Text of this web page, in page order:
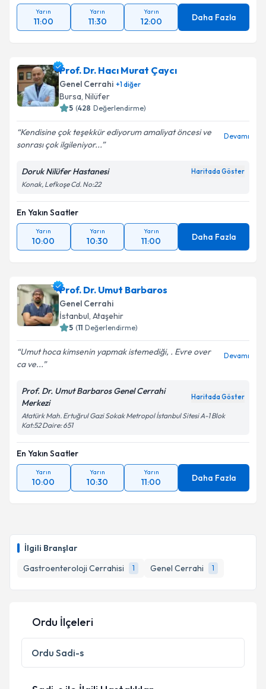
İlgili Branşlar
Gastroenteroloji Cerrahisi
1 Genel Cerrahi 1
Takvim Talebini Gönder
Yarın
11:00
Yarın
11:30
Yarın
12:00 Daha Fazla
Prof. Dr. Hacı Murat Çaycı
Genel Cerrahi +1diğer
Bursa, Nilüfer
5 (428 Değerlendirme)
Kendisine çok teşekkür ediyorum amaliyat öncesi ve
sonrası çok ilgileniyor...
Devamı
Doruk Nilüfer Hastanesi Haritada Göster
Konak, Lefkoşe Cd. No:22
En Yakın Saatler
Yarın
10:00
Yarın
10:30
Yarın
11:00 Daha Fazla
Prof. Dr. Umut Barbaros
Genel Cerrahi
İstanbul, Ataşehir
5 (11 Değerlendirme)
Umut hoca kimsenin yapmak istemediği, . Evre over
ca ve...
Devamı
Prof. Dr. Umut Barbaros Genel Cerrahi
Merkezi
Haritada Göster
Atatürk Mah. Ertuğrul Gazi Sokak Metropol İstanbul Sitesi A-1 Blok
Kat:52 Daire: 651
En Yakın Saatler
Yarın
10:00
Yarın
10:30
Yarın
11:00 Daha Fazla
Ordu İlçeleri
Ordu Sadi-s